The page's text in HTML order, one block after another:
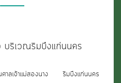
นาง
บึง
บริเวณริมบึงแก่นนคร
ศาลเจ้าแม่สองนาง ริมบึงแก่นนคร